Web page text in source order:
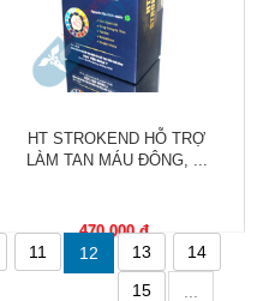
HT STROKEND HỖ TRỢ
LÀM TAN MÁU ĐÔNG, ...
470,000 đ
11 12 13
14
15